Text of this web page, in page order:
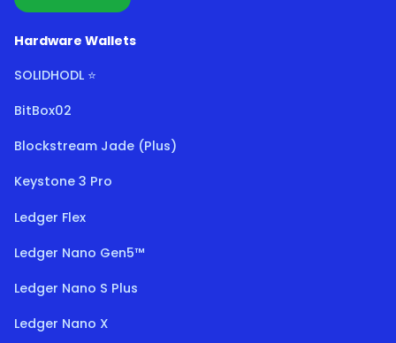
Hardware Wallets
SOLIDHODL ⭐
BitBox02
Blockstream Jade (Plus)
Keystone 3 Pro
Ledger Flex
Ledger Nano Gen5™
Ledger Nano S Plus
Ledger Nano X